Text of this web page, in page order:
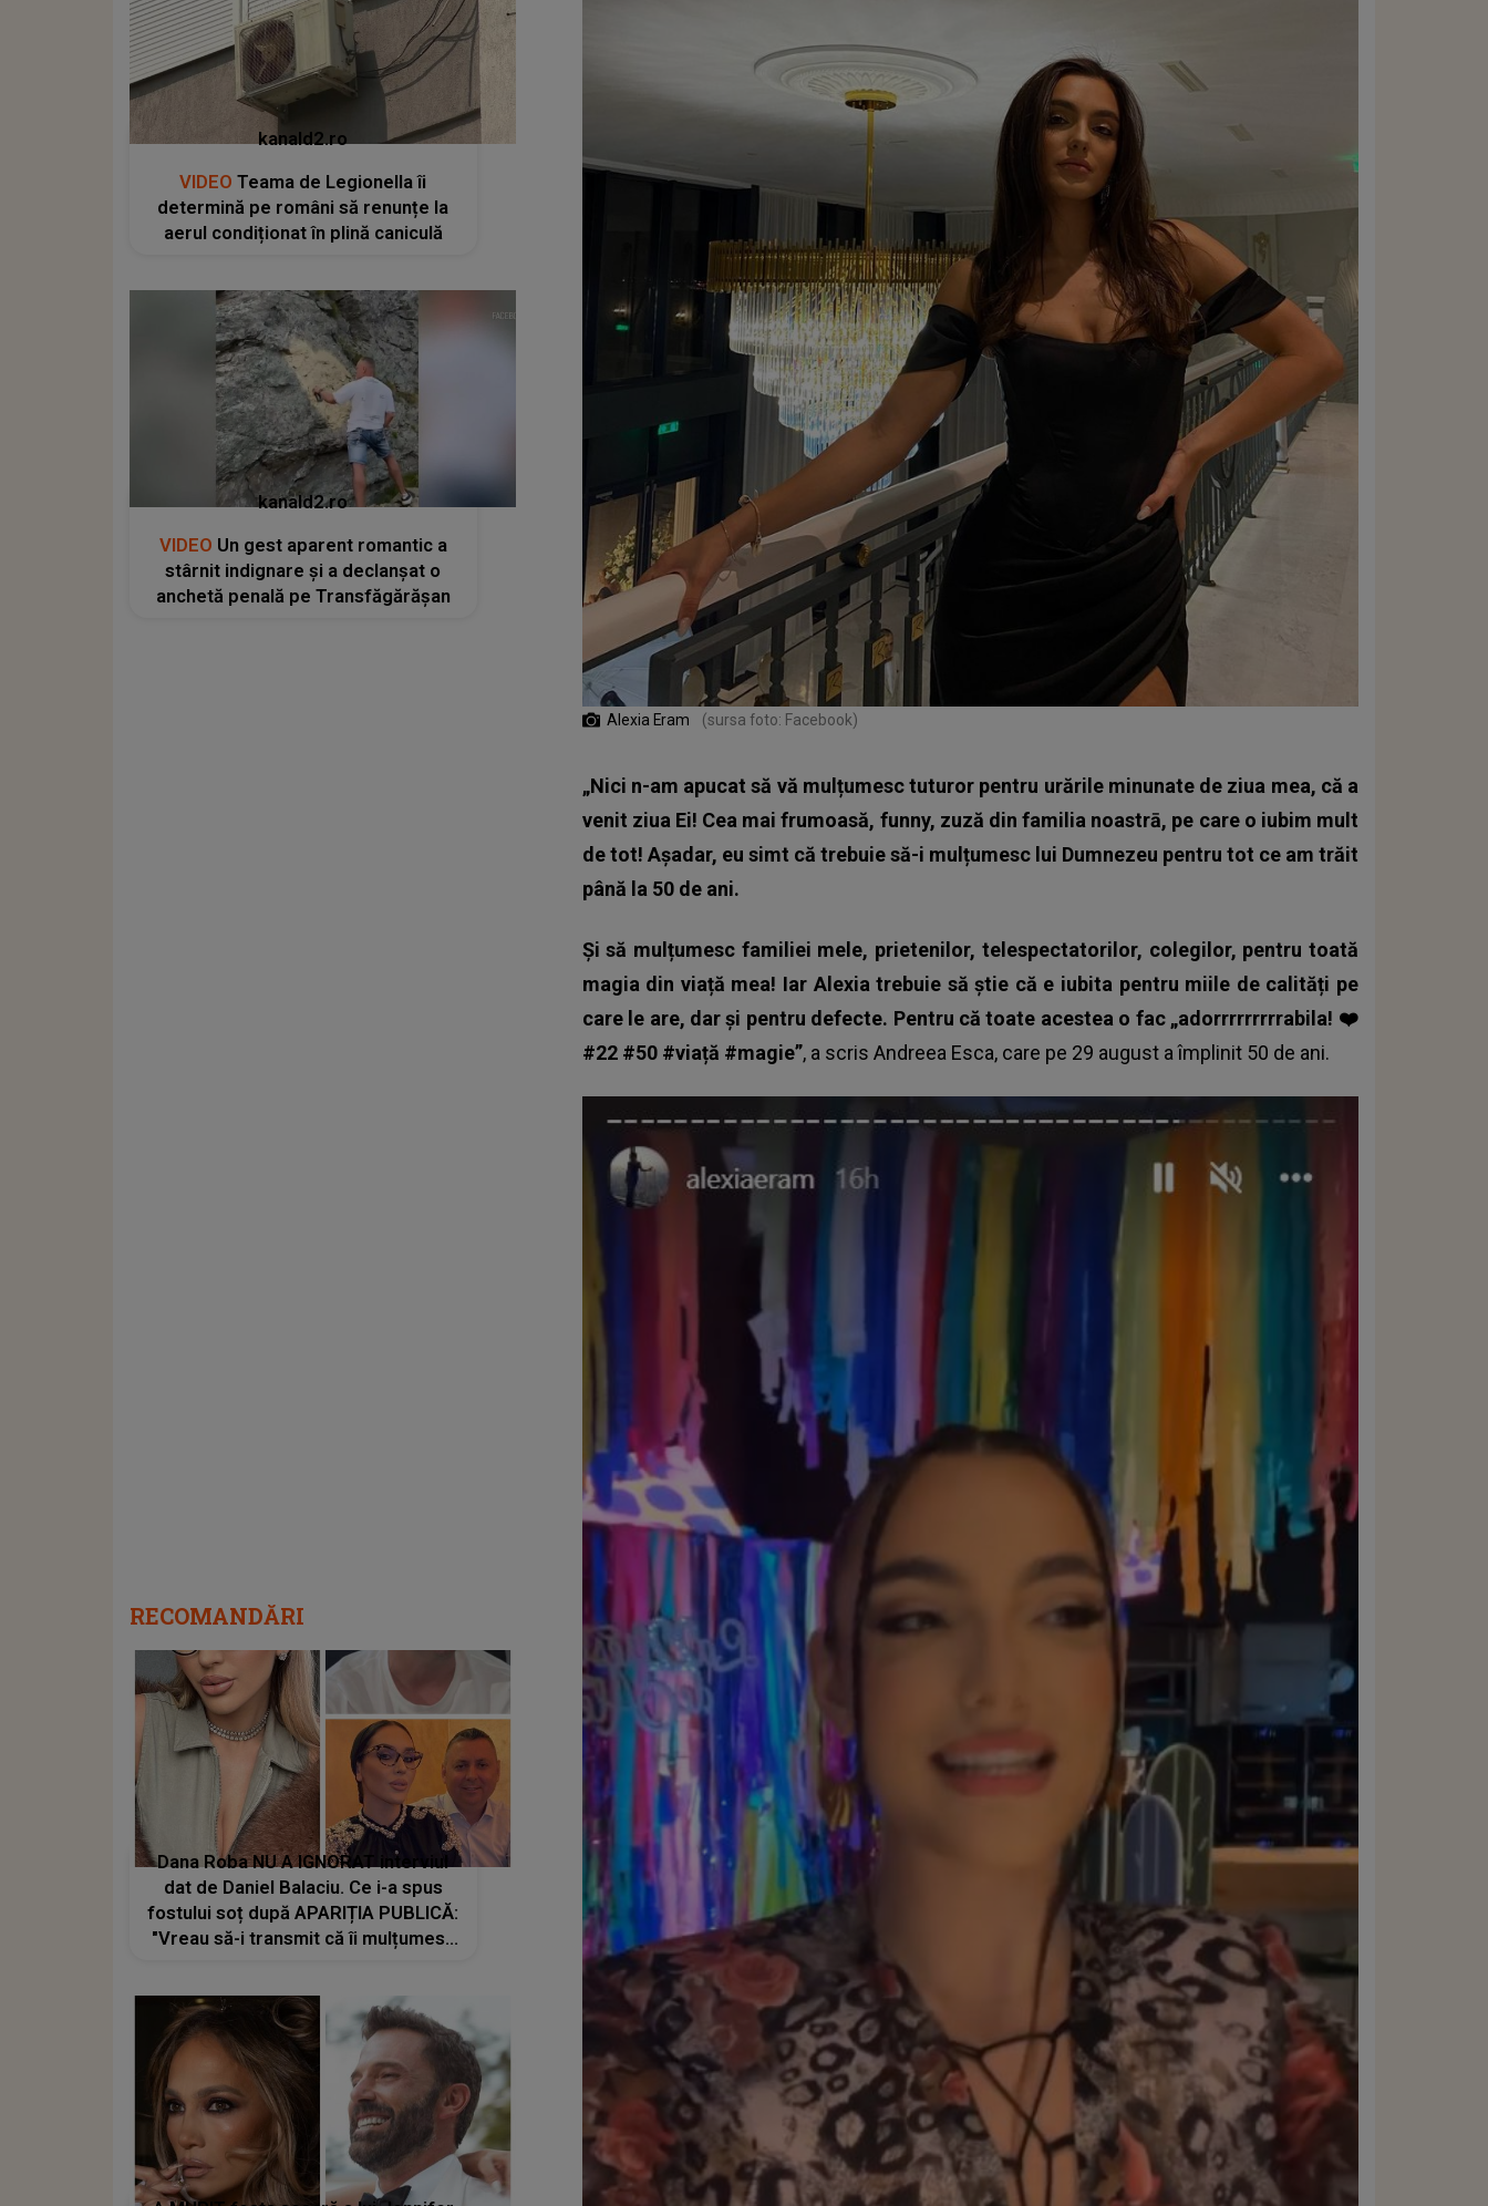
Alexia Eram (sursa foto: Facebook)
„Nici n-am apucat să vă mulțumesc tuturor pentru urările minunate de ziua mea, că a
venit ziua Ei! Cea mai frumoasă, funny, zuză din familia noastrā, pe care o iubim mult
de tot! Așadar, eu simt că trebuie să-i mulțumesc lui Dumnezeu pentru tot ce am trăit
până la 50 de ani.
Și să mulțumesc familiei mele, prietenilor, telespectatorilor, colegilor, pentru toată
magia din viață mea! Iar Alexia trebuie să știe că e iubita pentru miile de calități pe
care le are, dar și pentru defecte. Pentru că toate acestea o fac „adorrrrrrrrrabila! ❤️
#22 #50 #viață #magie”, a scris Andreea Esca, care pe 29 august a împlinit 50 de ani.
kanald2.ro
VIDEO Teama de Legionella îi
determină pe români să renunțe la
aerul condiționat în plină caniculă
kanald2.ro
VIDEO Un gest aparent romantic a
stârnit indignare și a declanșat o
anchetă penală pe Transfăgărășan
RECOMANDĂRI
Dana Roba NU A IGNORAT interviul
dat de Daniel Balaciu. Ce i-a spus
fostului soț după APARIȚIA PUBLICĂ:
"Vreau să-i transmit că îi mulțumesc